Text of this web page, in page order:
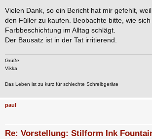
i
r
a
g
Vielen Dank, so ein Bericht hat mir gefehlt,
den Füller zu kaufen. Beobachte bitte, wie sich
Farbbeschichtung im Alltag schlägt.
Der Bausatz ist in der Tat irritierend.
Grüße
Vikka
Das Leben ist zu kurz für schlechte Schreibgeräte
paul
Re: Vorstellung: Stilform Ink